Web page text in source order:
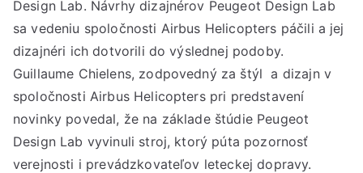
Design Lab. Návrhy dizajnérov Peugeot Design Lab
sa vedeniu spoločnosti Airbus Helicopters páčili a jej
dizajnéri ich dotvorili do výslednej podoby.
Guillaume Chielens, zodpovedný za štýl a dizajn v
spoločnosti Airbus Helicopters pri predstavení
novinky povedal, že na základe štúdie Peugeot
Design Lab vyvinuli stroj, ktorý púta pozornosť
verejnosti i prevádzkovateľov leteckej dopravy.